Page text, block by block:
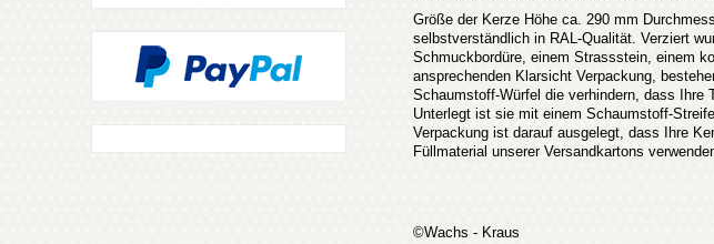
Größe der Kerze Höhe ca. 290 mm
selbstverständlich in RAL-Qualität. Verziert
Schmuckbordüre, einem Strassstein, einem
ansprechenden Klarsicht Verpackung,
Schaumstoff-Würfel die verhindern, dass Ihre
Unterlegt ist sie mit einem Schaumstoff-
Verpackung ist darauf ausgelegt, dass Ihre
Füllmaterial unserer Versandkartons
©Wachs - Kraus